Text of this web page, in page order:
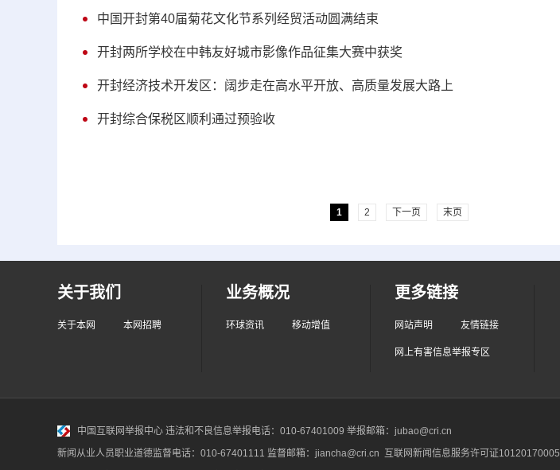
中国开封第40届菊花文化节系列经贸活动圆满结束
开封两所学校在中韩友好城市影像作品征集大赛中获奖
开封经济技术开发区：阔步走在高水平开放、高质量发展大路上
开封综合保税区顺利通过预验收
1 2 下一页 末页
关于我们
关于本网 本网招聘
业务概况
环球资讯 移动增值
更多链接
网站声明 友情链接
网上有害信息举报专区
中国互联网举报中心 违法和不良信息举报电话：010-67401009 举报邮箱：jubao@cri.cn
新闻从业人员职业道德监督电话：010-67401111 监督邮箱：jiancha@cri.cn 互联网新闻信息服务许可证10120170005